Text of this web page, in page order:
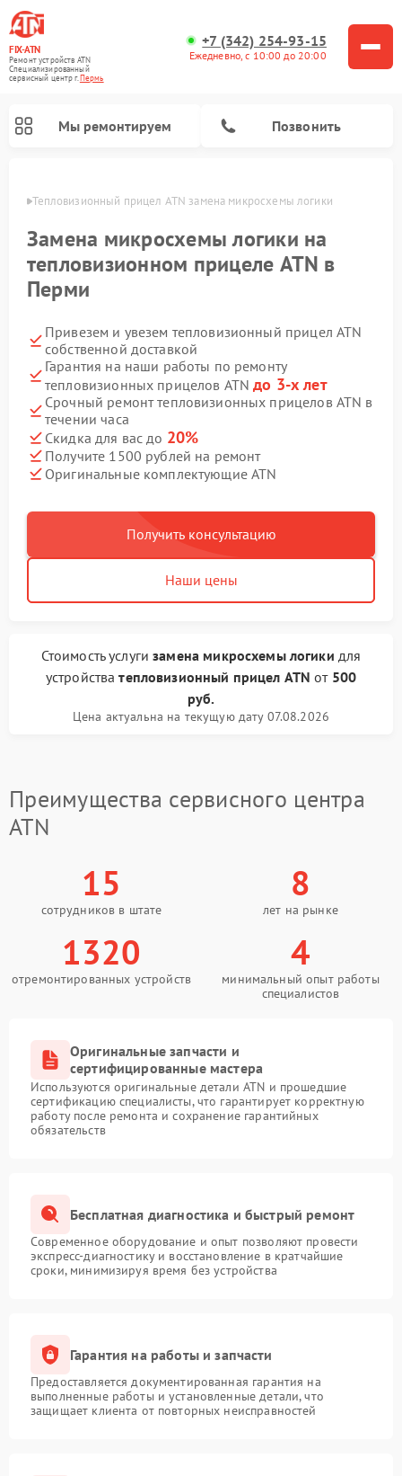
FIX-ATN
Ремонт устройств ATN
Специализированный
cервисный центр г.Пермь
+7 (342) 254-93-15
Ежедневно, с 10:00 до 20:00
Мы ремонтируем Позвонить
Тепловизионный прицел ATN замена микросхемы логики
Замена микросхемы логики на
тепловизионном прицеле ATN в
Перми
Привезем и увезем тепловизионный прицел ATN
собственной доставкой
Гарантия на наши работы по ремонту
тепловизионных прицелов ATNдо 3-х лет
Срочный ремонт тепловизионных прицелов ATN в
течении часа
Скидка для вас до 20%
Получите 1500 рублей на ремонт
Оригинальные комплектующие ATN
Получить консультацию
Наши цены
Стоимость услугизамена микросхемы логики для
устройстватепловизионный прицел ATN от 500
руб.
Цена актуальна на текущую дату 07.08.2026
Преимущества сервисного центра
ATN
15
сотрудников в штате
8
лет на рынке
1320
отремонтированных устройств
4
минимальный опыт работы
специалистов
Оригинальные запчасти и
сертифицированные мастера
Используются оригинальные детали ATN и прошедшие
сертификацию специалисты, что гарантирует корректную
работу после ремонта и сохранение гарантийных
обязательств
Бесплатная диагностика и быстрый ремонт
Современное оборудование и опыт позволяют провести
экспресс-диагностику и восстановление в кратчайшие
сроки, минимизируя время без устройства
Гарантия на работы и запчасти
Предоставляется документированная гарантия на
выполненные работы и установленные детали, что
защищает клиента от повторных неисправностей